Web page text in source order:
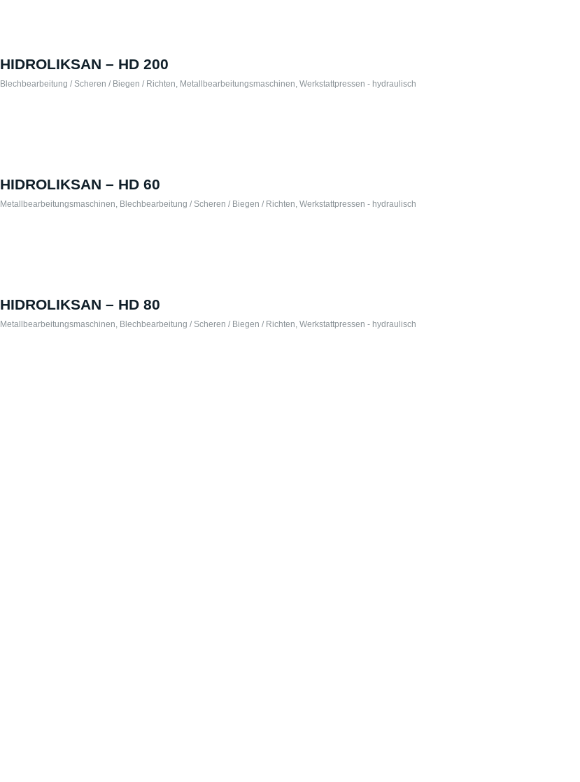
HIDROLIKSAN – HD 200
Blechbearbeitung / Scheren / Biegen / Richten, Metallbearbeitungsmaschinen, Werkstattpressen - hydraulisch
HIDROLIKSAN – HD 60
Metallbearbeitungsmaschinen, Blechbearbeitung / Scheren / Biegen / Richten, Werkstattpressen - hydraulisch
HIDROLIKSAN – HD 80
Metallbearbeitungsmaschinen, Blechbearbeitung / Scheren / Biegen / Richten, Werkstattpressen - hydraulisch